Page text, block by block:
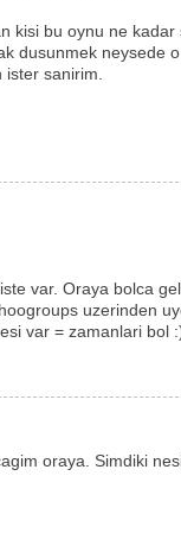
kisi bu oynu ne kadar
dusunmek neysede
ister sanirim.
var. Oraya bolca
uzerinden
var = zamanlari bol
oraya. Simdiki